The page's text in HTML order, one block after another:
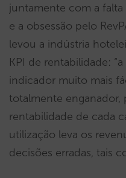
juntamente com a
e a obsessão pelo
levou a indústria
KPI de rentabilidade:
indicador muito mais
totalmente enganador,
rentabilidade de cada
utilização leva os
decisões erradas, tais